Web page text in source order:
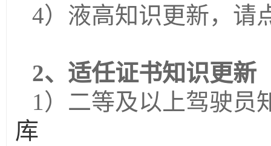
4）液高知识更新，请
2、适任证书知识更新
1）二等及以上驾驶员
库